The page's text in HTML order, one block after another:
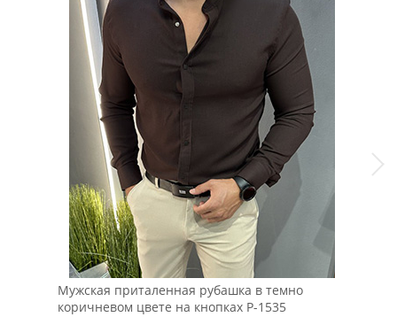
Мужская приталенная рубашка в темно
коричневом цвете на кнопках Р-1535